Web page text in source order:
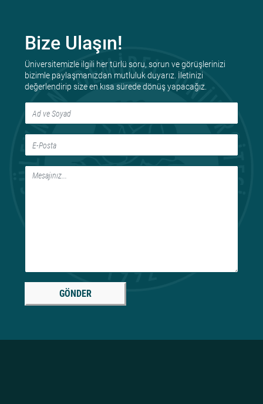
Bize Ulaşın!
Üniversitemizle ilgili her türlü soru, sorun ve görüşlerinizi
bizimle paylaşmanızdan mutluluk duyarız. İletinizi
değerlendirip size en kısa sürede dönüş yapacağız.
GÖNDER